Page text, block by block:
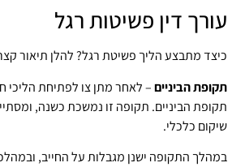
עורך דין פשיטות רגל
כיצד מתבצע הליך פשיטת רגל? להלן תיאור
תקופת הביניים– לאחר מתן צו לפתיחת הליכי
תקופת הביניים. תקופה זו נמשכת כשנה,
שיקום כלכלי.
במהלך התקופה ישנן מגבלות על החייב,